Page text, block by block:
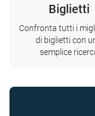
Biglietti
Confronta tutti i
di biglietti con
semplice